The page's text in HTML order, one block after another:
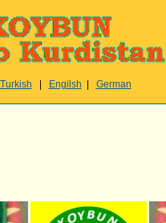
Turkish Engilsh German